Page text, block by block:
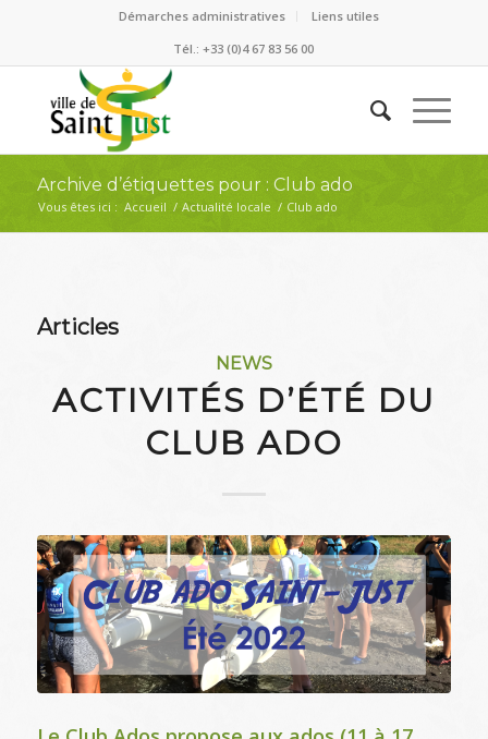
Démarches administratives
Liens utiles
Tél.: +33 (0)4 67 83 56 00
Archive d’étiquettes pour : Club ado
Vous êtes ici : Accueil / Actualité locale / Club ado
Articles
NEWS
ACTIVITÉS D’ÉTÉ DU
CLUB ADO